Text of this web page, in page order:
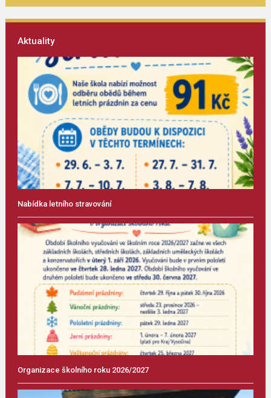
Aktuality
Nabídka letního stravování
Organizace školního roku 2026/2027